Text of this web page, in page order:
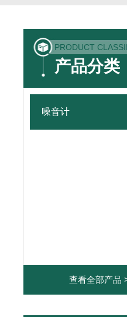
PRODUCT
产品分类
噪音计
查看全部产品